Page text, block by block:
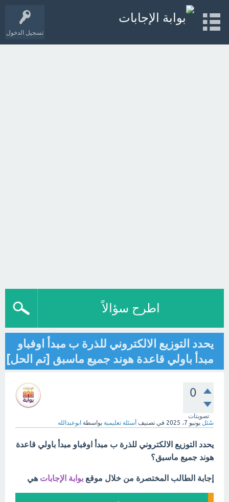
تسجيل الدخول
اطرح سؤالاً
يحدد التوزيع الالكتروني للذرة ب مبدأ اوفباو
مبدأ باولي قاعدة هوند جميع ماسبق [تم الحل]
0
تصويتات
سُئل يونيو 7، 2025 في تصنيف أسئلة تعليمية بواسطة ابوعبدالله
يحدد التوزيع الالكتروني للذرة ب مبدأ اوفباو مبدأ باولي قاعدة
هوند جميع ماسبق؟
إجابة الطالب المختصرة من خلال موقع بوابة الإجابات هي